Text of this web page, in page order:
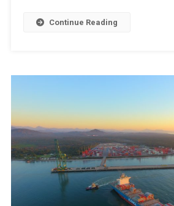
Continue Reading